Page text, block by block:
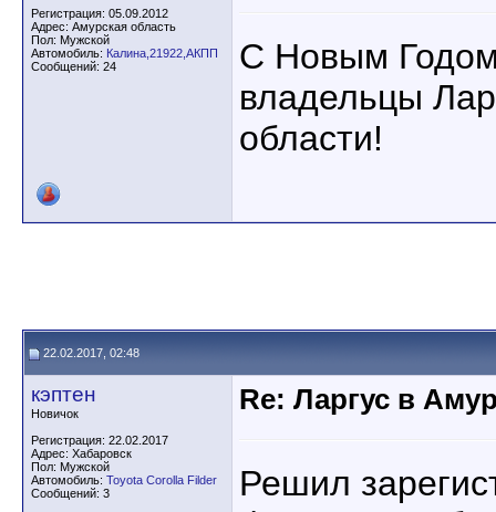
Регистрация: 05.09.2012
Адрес: Амурская область
Пол: Мужской
Автомобиль: Калина,21922,АКПП
Сообщений: 24
С Новым
владельцы
области!
22.02.2017, 02:48
кэптен
Новичок
Регистрация: 22.02.2017
Адрес: Хабаровск
Пол: Мужской
Автомобиль: Toyota Corolla Filder
Сообщений: 3
Re: Ларгус в
Решил